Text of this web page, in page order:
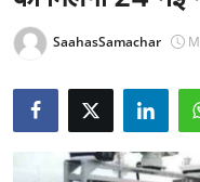
Epaper
SaahasSamachar